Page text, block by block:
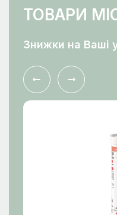
ТОВАРИ
Знижки на Ваші